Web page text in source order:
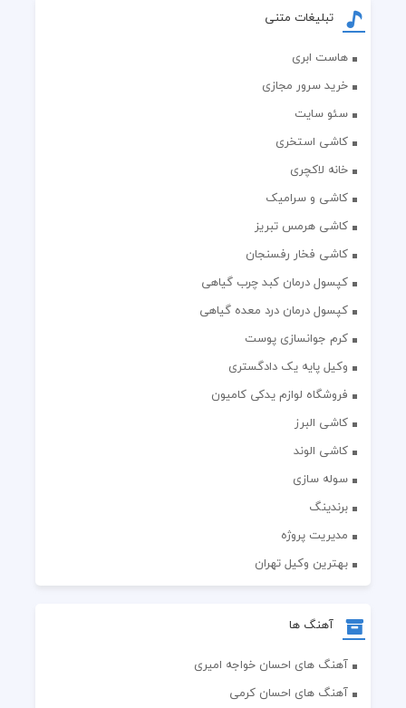
تبلیغات متنی
هاست ابری
خرید سرور مجازی
سئو سایت
کاشی استخری
خانه لاکچری
کاشی و سرامیک
کاشی هرمس تبریز
کاشی فخار رفسنجان
کپسول درمان کبد چرب گیاهی
کپسول درمان درد معده گیاهی
کرم جوانسازی پوست
وکیل پایه یک دادگستری
فروشگاه لوازم یدکی کامیون
کاشی البرز
کاشی الوند
سوله سازی
برندینگ
مدیریت پروژه
بهترین وکیل تهران
آهنگ ها
آهنگ های احسان خواجه امیری
آهنگ های احسان کرمی